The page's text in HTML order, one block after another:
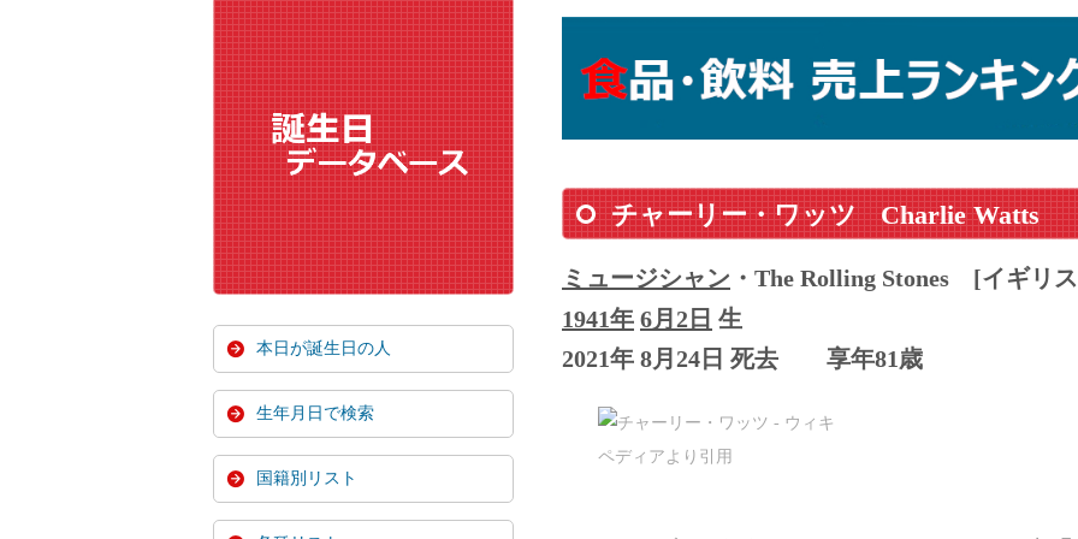
チャーリー・ワッツ Charlie Watts
ミュージシャン ・The Rolling Stones
[イギリ
1941年 6月2日 生
2021年 8月24日 死去
享年81歳
本日が誕生日の人
生年月日で検索
国籍別リスト